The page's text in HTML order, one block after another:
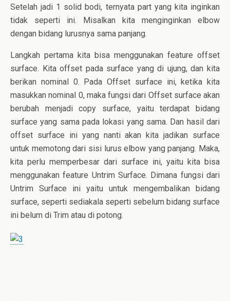
Setelah jadi 1 solid bodi, ternyata part yang kita inginkan
tidak seperti ini. Misalkan kita menginginkan elbow
dengan bidang lurusnya sama panjang.
Langkah pertama kita bisa menggunakan feature offset
surface. Kita offset pada surface yang di ujung, dan kita
berikan nominal 0. Pada Offset surface ini, ketika kita
masukkan nominal 0, maka fungsi dari Offset surface akan
berubah menjadi copy surface, yaitu terdapat bidang
surface yang sama pada lokasi yang sama. Dan hasil dari
offset surface ini yang nanti akan kita jadikan surface
untuk memotong dari sisi lurus elbow yang panjang. Maka,
kita perlu memperbesar dari surface ini, yaitu kita bisa
menggunakan feature Untrim Surface. Dimana fungsi dari
Untrim Surface ini yaitu untuk mengembalikan bidang
surface, seperti sediakala seperti sebelum bidang surface
ini belum di Trim atau di potong.